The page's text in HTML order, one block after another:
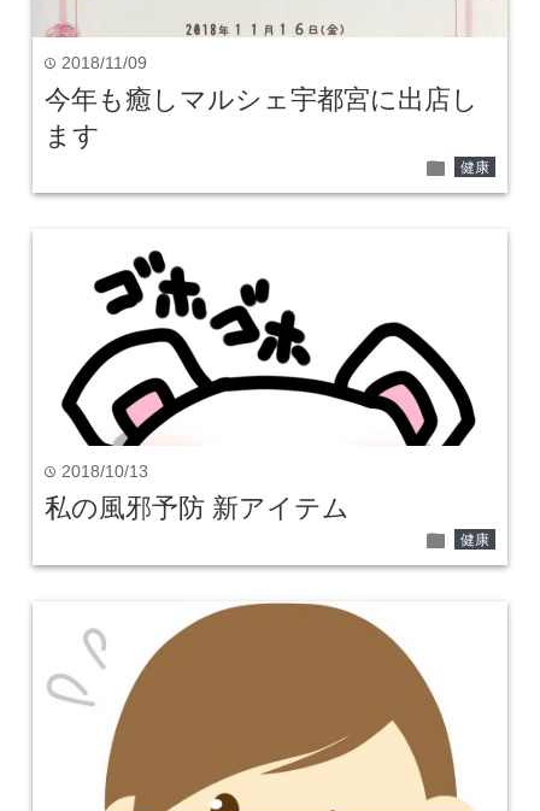
time 2018/11/09
今年も癒しマルシェ宇都宮に出店し
ます
folder 健康
time 2018/10/13
私の風邪予防 新アイテム
folder 健康